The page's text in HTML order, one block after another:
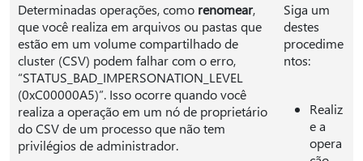
Determinadas operações, como renomear,
que você realiza em arquivos ou pastas que
estão em um volume compartilhado de
cluster (CSV) podem falhar com o erro,
“STATUS_BAD_IMPERSONATION_LEVEL
(0xC00000A5)”. Isso ocorre quando você
realiza a operação em um nó de proprietário
do CSV de um processo que não tem
privilégios de administrador.
Siga um
destes
procedime
ntos:
Realiz
e a
opera